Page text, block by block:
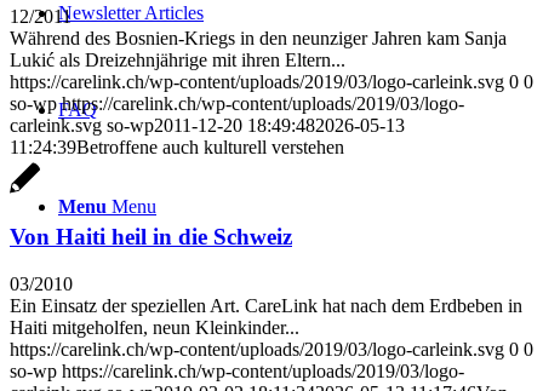
Newsletter Articles
FAQ
Menu Menu
12/2011
Während des Bosnien-Kriegs in den neunziger Jahren kam Sanja
Lukić als Dreizehnjährige mit ihren Eltern...
https://carelink.ch/wp-content/uploads/2019/03/logo-carleink.svg 0 0
so-wp https://carelink.ch/wp-content/uploads/2019/03/logo-
carleink.svg so-wp2011-12-20 18:49:482026-05-13
11:24:39Betroffene auch kulturell verstehen
Von Haiti heil in die Schweiz
03/2010
Ein Einsatz der speziellen Art. CareLink hat nach dem Erdbeben in
Haiti mitgeholfen, neun Kleinkinder...
https://carelink.ch/wp-content/uploads/2019/03/logo-carleink.svg 0 0
so-wp https://carelink.ch/wp-content/uploads/2019/03/logo-